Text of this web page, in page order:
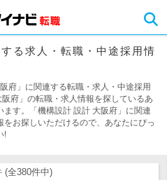
る求人・転職・中途採用情
府」に関連する転職・求人・中途採用
府」の転職・求人情報を探しているあ
す。「機構設計 設計 大阪府」に関連
お探しいただけるので、あなたにぴっ
!
(全380件中)